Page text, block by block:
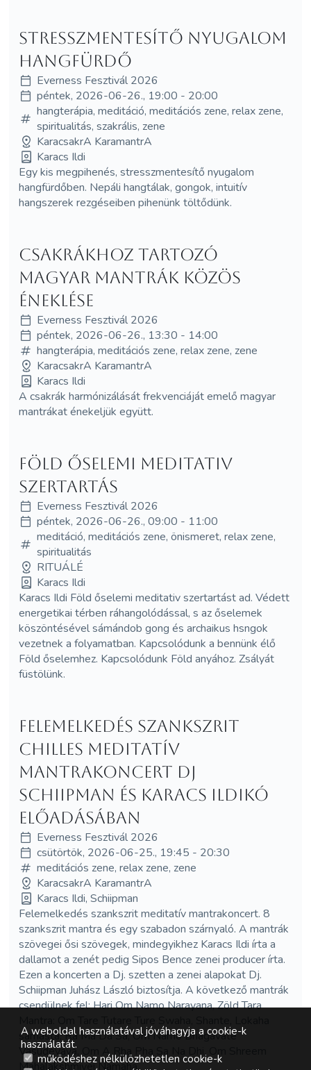
Stresszmentesítő nyugalom
hangfürdő
Everness Fesztivál 2026
péntek, 2026-06-26., 19:00 - 20:00
hangterápia, meditáció, meditációs zene, relax zene,
spiritualitás, szakrális, zene
KaracsakrA KaramantrA
Karacs Ildi
Egy kis megpihenés, stresszmentesítő nyugalom
hangfürdőben. Nepáli hangtálak, gongok, intuitív
hangszerek rezgéseiben pihenünk töltődünk.
Csakrákhoz tartozó
Magyar Mantrák közös
éneklése
Everness Fesztivál 2026
péntek, 2026-06-26., 13:30 - 14:00
hangterápia, meditációs zene, relax zene, zene
KaracsakrA KaramantrA
Karacs Ildi
A csakrák harmónizálását frekvenciáját emelő magyar
mantrákat énekeljük együtt.
Föld őselemi meditativ
szertartás
Everness Fesztivál 2026
péntek, 2026-06-26., 09:00 - 11:00
meditáció, meditációs zene, önismeret, relax zene,
spiritualitás
RITUÁLÉ
Karacs Ildi
Karacs Ildi Föld őselemi meditativ szertartást ad. Védett
energetikai térben ráhangolódással, s az őselemek
köszöntésével sámándob gong és archaikus hsngok
vezetnek a folyamatban. Kapcsolódunk a bennünk élő
Föld őselemhez. Kapcsolódunk Föld anyához. Zsályát
füstölünk.
Felemelkedés szankszrit
chilles meditatív
mantrakoncert Dj
Schiipman és Karacs Ildikó
előadásában
Everness Fesztivál 2026
csütörtök, 2026-06-25., 19:45 - 20:30
meditációs zene, relax zene, zene
KaracsakrA KaramantrA
Karacs Ildi, Schiipman
Felemelkedés szankszrit meditatív mantrakoncert. 8
szankszrit mantra és egy szabadon szárnyaló. A mantrák
szövegei ősi szövegek, mindegyikhez Karacs Ildi írta a
dallamot a zenét pedig Sipos Bence zenei producer írta.
Ezen a koncerten a Dj. szetten a zenei alapokat Dj.
Schiipman Juhász László biztosítja. A következő mantrák
csendülnek fel: Hari Om Namo Narayana, Zöld Tara
samasta, Ra Ma Da Sa, Om Namo Bhagavate
Vasudevaya, Om A Rha Pha Sa Na Dhi, Om Shreem
Mahalakshmiyei Namaha.
A weboldal használatával jóváhagyja a cookie-k
használatát.
működéshez nélkülözhetetlen cookie-k